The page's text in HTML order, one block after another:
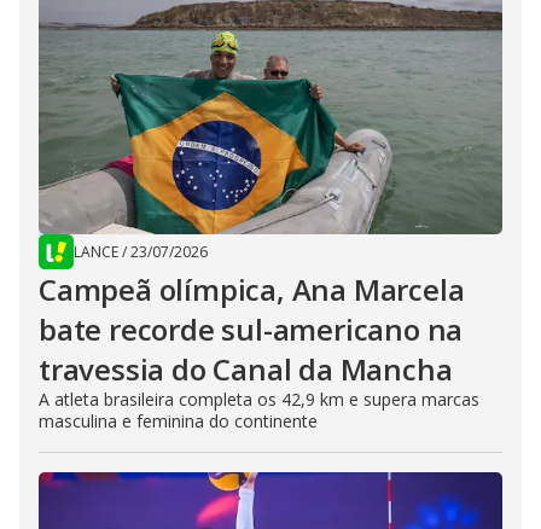
LANCE/23/07/2026
Campeã olímpica, Ana Marcela
bate recorde sul-americano na
travessia do Canal da Mancha
A atleta brasileira completa os 42,9 km e supera marcas
masculina e feminina do continente